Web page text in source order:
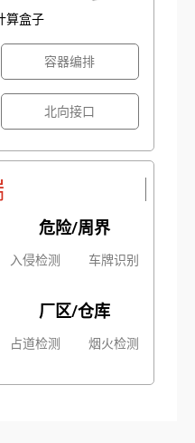
算盒子
容器编排
北向接口
危险/周界
入侵检测 车牌识别
厂区/仓库
占道检测 烟火检测